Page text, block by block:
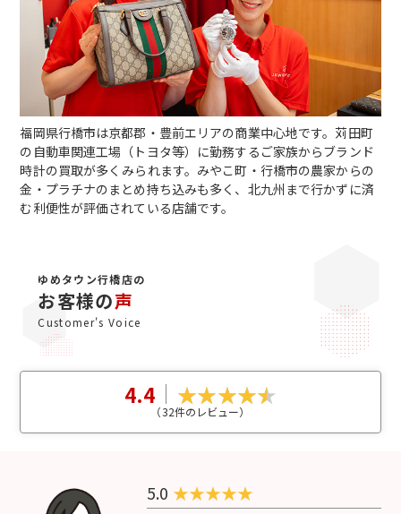
福岡県行橋市は京都郡・豊前エリアの商業中心地です。苅田町
の自動車関連工場（トヨタ等）に勤務するご家族からブランド
時計の買取が多くみられます。みやこ町・行橋市の農家からの
金・プラチナのまとめ持ち込みも多く、北九州まで行かずに済
む利便性が評価されている店舗です。
ゆめタウン行橋店の
お客様の声
Customer's Voice
4.4
（32件のレビュー）
5.0 ★★★★★